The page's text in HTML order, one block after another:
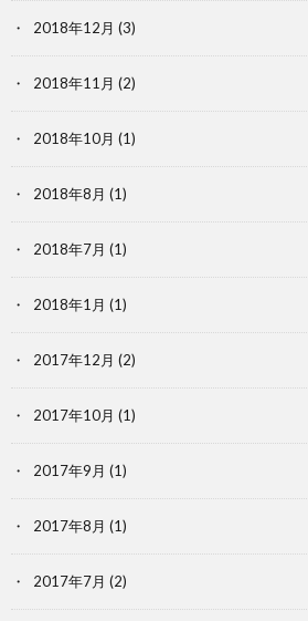
2018年12月 (3)
2018年11月 (2)
2018年10月 (1)
2018年8月 (1)
2018年7月 (1)
2018年1月 (1)
2017年12月 (2)
2017年10月 (1)
2017年9月 (1)
2017年8月 (1)
2017年7月 (2)